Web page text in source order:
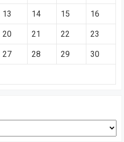
13 14 15 16
20 21 22 23
27 28 29 30